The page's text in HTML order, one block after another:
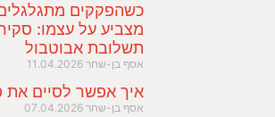
כשהפקקים
מצביע על עצמו:
תשלובת אבוטבול
אסף בן-שחר 11.04.2026
איך אפשר לסיים את
אסף בן-שחר 07.04.2026